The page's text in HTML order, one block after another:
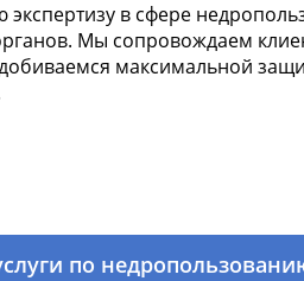
в сфере
Мы сопровождаем
максимальной
по